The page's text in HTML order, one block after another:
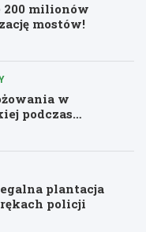
200 milionów
mostów!
w
podczas
plantacja
policji